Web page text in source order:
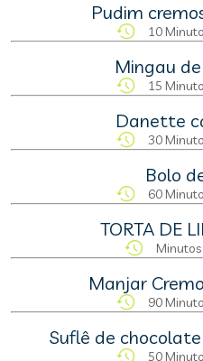
Pudim
10
Mingau
15
Danette
30
Bolo
60
TORTA DE
Minutos
Manjar
90
Suflê de
50